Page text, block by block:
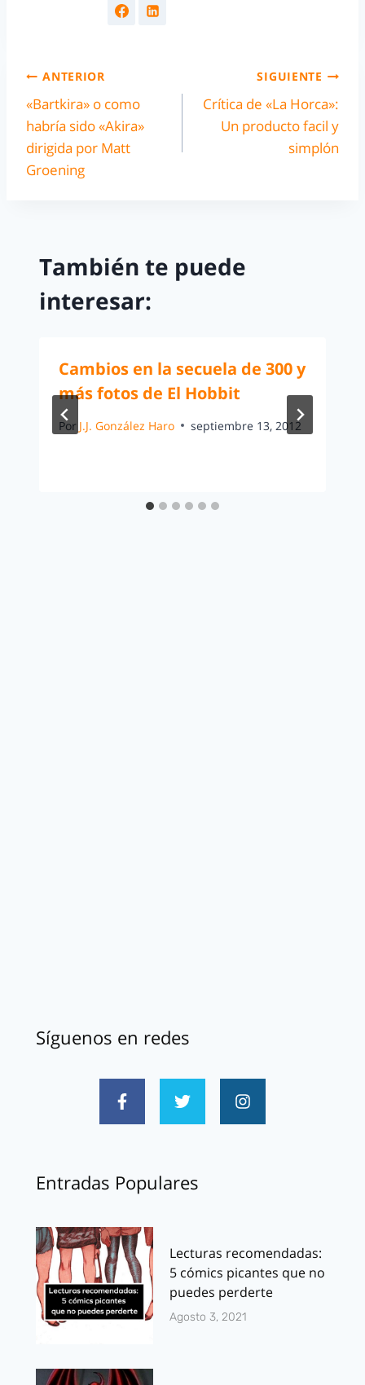
ANTERIOR
«Bartkira» o como
habría sido «Akira»
dirigida por Matt
Groening
SIGUIENTE
Crítica de «La Horca»:
Un producto facil y
simplón
También te puede
interesar:
Cambios en la secuela de 300 y
más fotos de El Hobbit
Por J.J. González Haro septiembre 13, 2012
Síguenos en redes
Entradas Populares
Lecturas recomendadas:
5 cómics picantes que no
puedes perderte
Agosto 3, 2021